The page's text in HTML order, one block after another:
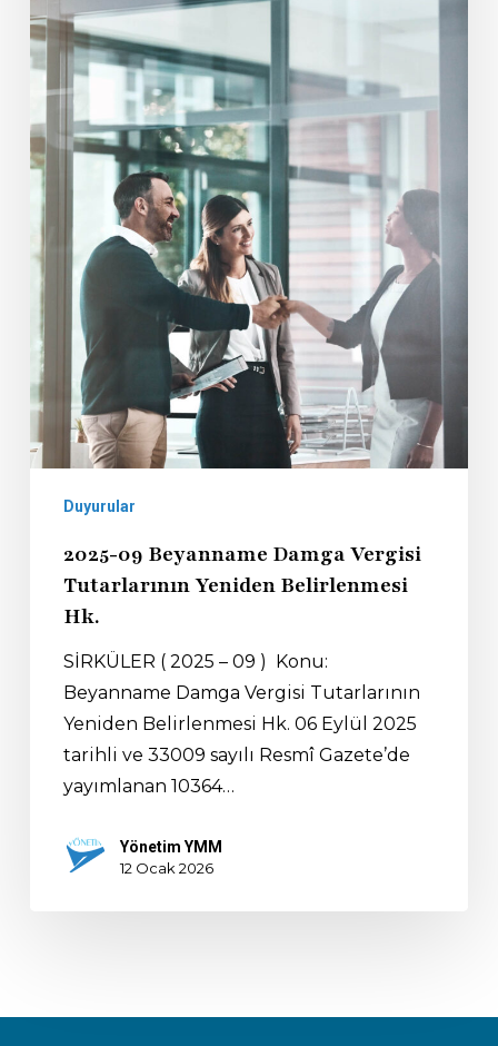
Duyurular
2025-09 Beyanname Damga Vergisi
Tutarlarının Yeniden Belirlenmesi
Hk.
SİRKÜLER ( 2025 – 09 ) Konu:
Beyanname Damga Vergisi Tutarlarının
Yeniden Belirlenmesi Hk. 06 Eylül 2025
tarihli ve 33009 sayılı Resmî Gazete’de
yayımlanan 10364…
Yönetim YMM
12 Ocak 2026